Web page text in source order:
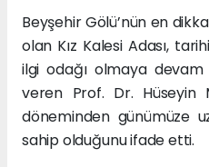
Beyşehir Gölü’nün en
olan Kız Kalesi Adası,
ilgi odağı olmaya
veren Prof. Dr. Hüseyin
döneminden günümüze
sahip olduğunu ifade etti.